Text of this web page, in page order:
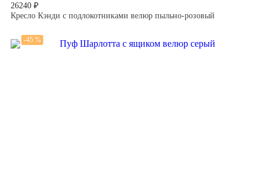
26240 ₽
Кресло Кэнди с подлокотниками велюр пыльно-розовый
-45 %